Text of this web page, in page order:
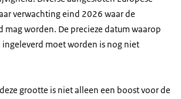
verwachting eind 2026 waar de
mag worden. De precieze datum waarop
moet worden is nog niet
grootte is niet alleen een boost voor de